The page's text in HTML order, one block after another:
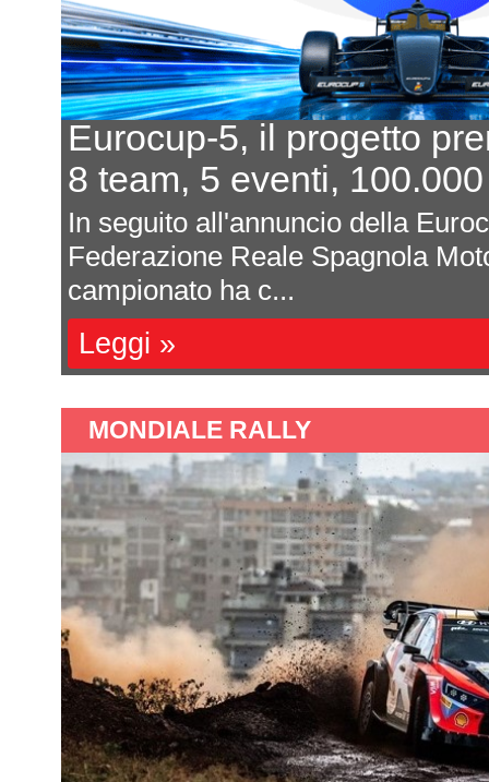
il
In 7 per un posto al
L'equilibrio che
Davide Attanasio -
magnum di corse, di
sono affastella...
Leggi »
MONDIALE RALLY